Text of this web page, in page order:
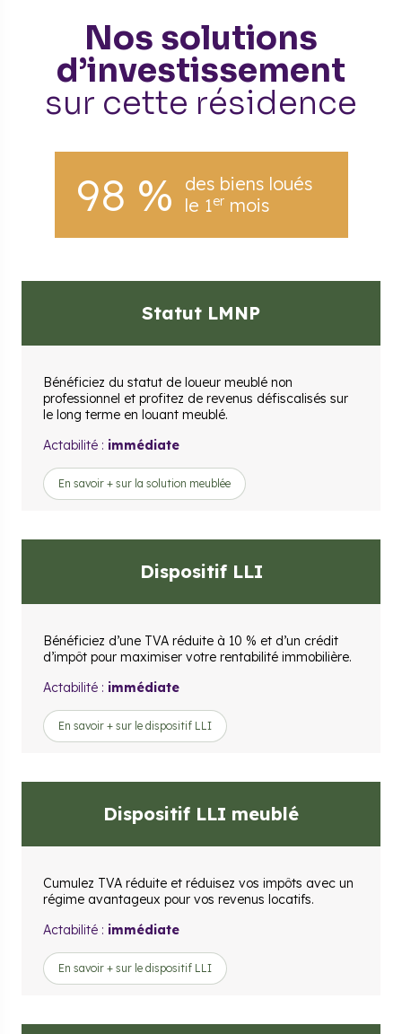
Nos solutions
d’investissement
sur cette résidence
98 %
des biens loués
le 1ermois
Statut LMNP
Bénéficiez du statut de loueur meublé non
professionnel et profitez de revenus défiscalisés sur
le long terme en louant meublé.
Actabilité : immédiate
En savoir + sur la solution meublée
Dispositif LLI
Bénéficiez d’une TVA réduite à 10 % et d’un crédit
d’impôt pour maximiser votre rentabilité immobilière.
Actabilité : immédiate
En savoir + sur le dispositif LLI
Dispositif LLI meublé
Cumulez TVA réduite et réduisez vos impôts avec un
régime avantageux pour vos revenus locatifs.
Actabilité : immédiate
En savoir + sur le dispositif LLI